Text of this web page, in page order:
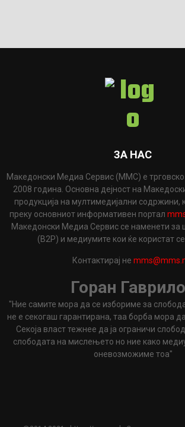
ЗА НАС
Македонски Медиа Сервис (ММС) е
2008 година. Основна дејност на
продукција на мултимедијални содржини,
преку основниот информативен портал
Македонски Медиа Сервис се наменети за
(B2P) и медиумите кои ќе користат
Контактирај не
Горан
"Ние самите мора да се избориме за
не е секогаш гарантирана, таа борба мора
Секоја власт тежнее да ја ограничи
слободата на мислењето но ние како
оневозможиме тоа"